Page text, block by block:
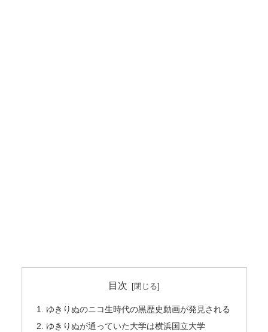
目次
ゆきりぬのニコ生時代の黒歴史動画が発見される
ゆきりぬが通っていた大学は横浜国立大学